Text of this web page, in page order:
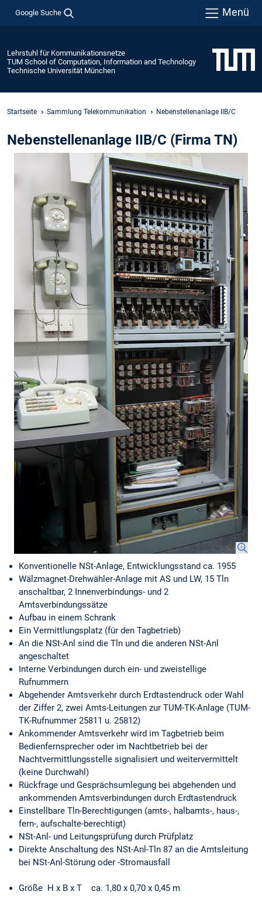
Google Suche Menü
Lehrstuhl für Kommunikationsnetze
TUM School of Computation, Information and Technology
Technische Universität München
Startseite Sammlung Telekommunikation Nebenstellenanlage IIB/C
Nebenstellenanlage IIB/C (Firma TN)
Konventionelle NSt-Anlage, Entwicklungsstand ca. 1955
Wälzmagnet-Drehwähler-Anlage mit AS und LW, 15 Tln
anschaltbar, 2 Innenverbindungs- und 2
Amtsverbindungssätze
Aufbau in einem Schrank
Ein Vermittlungsplatz (für den Tagbetrieb)
An die NSt-Anl sind die Tln und die anderen NSt-Anl
angeschaltet
Interne Verbindungen durch ein- und zweistellige
Rufnummern
Abgehender Amtsverkehr durch Erdtastendruck oder Wahl
der Ziffer 2, zwei Amts-Leitungen zur TUM-TK-Anlage (TUM-
TK-Rufnummer 25811 u. 25812)
Ankommender Amtsverkehr wird im Tagbetrieb beim
Bedienfernsprecher oder im Nachtbetrieb bei der
Nachtvermittlungsstelle signalisiert und weitervermittelt
(keine Durchwahl)
Rückfrage und Gesprächsumlegung bei abgehenden und
ankommenden Amtsverbindungen durch Erdtastendruck
Einstellbare Tln-Berechtigungen (amts-, halbamts-, haus-,
fern-, aufschalte-berechtigt)
NSt-Anl- und Leitungsprüfung durch Prüfplatz
Direkte Anschaltung des NSt-Anl-Tln 87 an die Amtsleitung
bei NSt-Anl-Störung oder -Stromausfall
Größe H x B x T ca. 1,80 x 0,70 x 0,45 m